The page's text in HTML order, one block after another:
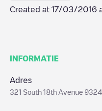
Created at 17/03/2016
INFORMATIE
Adres
321 South 18th Avenue